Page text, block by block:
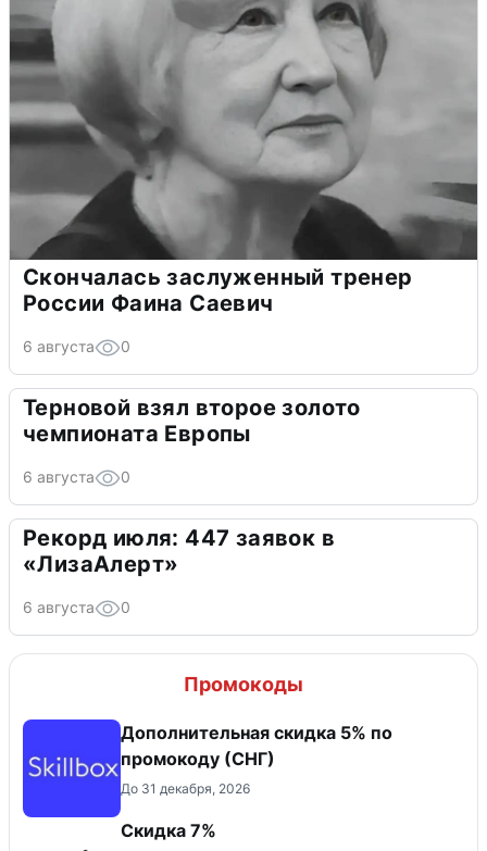
Скончалась заслуженный тренер
России Фаина Саевич
6 августа 0
Терновой взял второе золото
чемпионата Европы
6 августа 0
Рекорд июля: 447 заявок в
«ЛизаАлерт»
6 августа 0
Промокоды
Дополнительная скидка 5% по
промокоду (СНГ)
До 31 декабря, 2026
​Скидка 7%